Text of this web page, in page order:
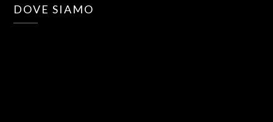
DOVE SIAMO